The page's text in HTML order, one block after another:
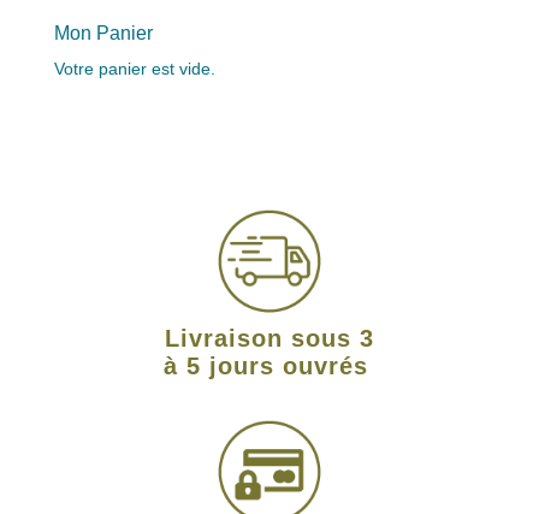
Mon Panier
Votre panier est vide.
Livraison sous 3
à 5 jours ouvrés